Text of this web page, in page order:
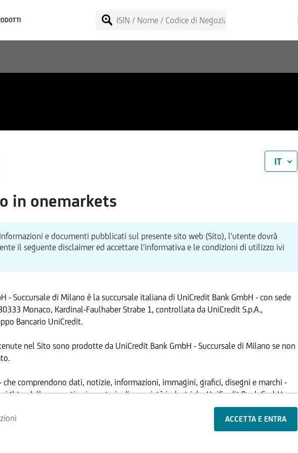
IT
in onemarkets
e documenti pubblicati sul presente sito web (Sito), l'utente dovrà
il seguente disclaimer ed accettare l'informativa e le condizioni di utilizzo ivi
- Succursale di Milano è la succursale italiana di UniCredit Bank GmbH - con sede
Monaco, Kardinal-Faulhaber Strabe 1, controllata da UniCredit S.p.A.,
Bancario UniCredit.
nel Sito sono prodotte da UniCredit Bank GmbH - Succursale di Milano se non
che comprendono dati, notizie, informazioni, immagini, grafici, disegni e marchi -
e dalla normativa in materia di proprietà industriale. UniCredit Bank GmbH -
ha facoltà di modificare, in qualsiasi momento, a propria discrezione, i contenuti e le
operative del Sito, senza alcun preavviso.